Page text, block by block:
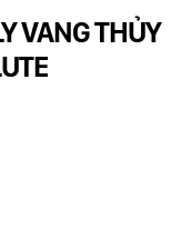
VANG THỦY